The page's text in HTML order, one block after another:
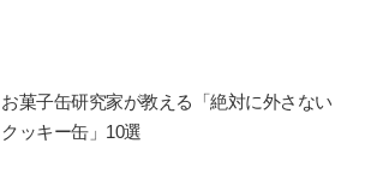
お菓子缶研究家が教える「絶対に外さない
クッキー缶」10選